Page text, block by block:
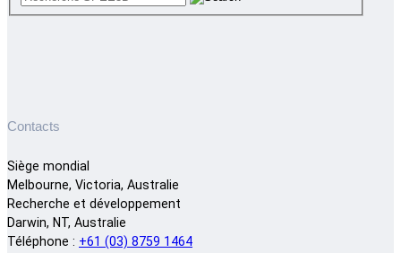
Contacts
Siège mondial
Melbourne, Victoria, Australie
Recherche et développement
Darwin, NT, Australie
Téléphone : +61 (03) 8759 1464